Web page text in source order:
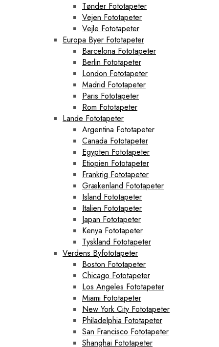
Tønder Fototapeter
Vejen Fototapeter
Vejle Fototapeter
Europa Byer Fototapeter
Barcelona Fototapeter
Berlin Fototapeter
London Fototapeter
Madrid Fototapeter
Paris Fototapeter
Rom Fototapeter
Lande Fototapeter
Argentina Fototapeter
Canada Fototapeter
Egypten Fototapeter
Etiopien Fototapeter
Frankrig Fototapeter
Grækenland Fototapeter
Island Fototapeter
Italien Fototapeter
Japan Fototapeter
Kenya Fototapeter
Tyskland Fototapeter
Verdens Byfototapeter
Boston Fototapeter
Chicago Fototapeter
Los Angeles Fototapeter
Miami Fototapeter
New York City Fototapeter
Philadelphia Fototapeter
San Francisco Fototapeter
Shanghai Fototapeter